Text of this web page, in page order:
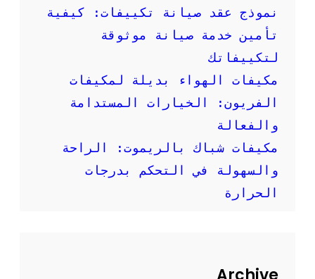
إ
ش
ا
ت
م
نموذج عقد صيانة تكييفات: كيفية
تأمين خدمة صيانة موثوقة
لتكييفاتك
مكيفات الهواء بديلة لمكيفات
الفريون: الخيارات المستدامة
والفعالة
مكيفات شباك بالريموت: الراحة
والسهولة في التحكم بدرجات
الحرارة